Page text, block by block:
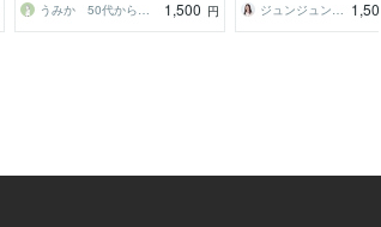
うみか 50代からの起業アドバイザー
1,500 円
ジュンジュン｜職場の人間関係専門家 1,500